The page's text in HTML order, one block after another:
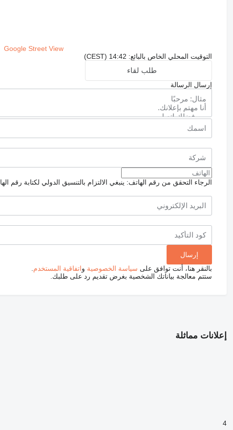
Google Street View
التوقيت المحلي الخاص بالبائع: 14:42 (CEST)
طلب لقاء
إرسال الرسالة
الرجاء التحقق من رقم الهاتف: ينبغي الالتزام بالتنسيق الدولي لكتابة رقم
بالنقر هنا، أنت توافق على سياسة الخصوصية واتفاقية المستخدم
ستتم معالجة بياناتك الشخصية بغرض تقديم رد على طلبك.
إعلانات مماثلة
4